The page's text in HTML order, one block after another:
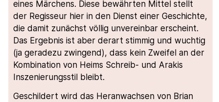
eines Märchens. Diese bewährten Mittel stellt
der Regisseur hier in den Dienst einer Geschichte,
die damit zunächst völlig unvereinbar erscheint.
Das Ergebnis ist aber derart stimmig und wuchtig
(ja geradezu zwingend), dass kein Zweifel an der
Kombination von Heims Schreib- und Arakis
Inszenierungsstil bleibt.
Geschildert wird das Heranwachsen von Brian